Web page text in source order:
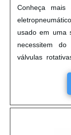
Conheça mais
usado em uma
necessitem
válvulas
controle
somente com
ocorre pois o
para